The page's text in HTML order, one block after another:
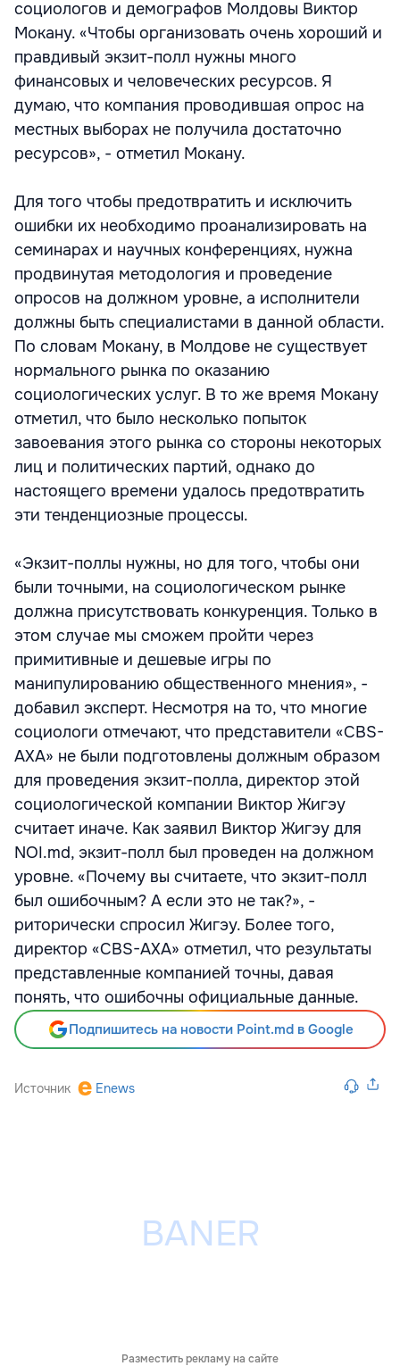
социологов и демографов Молдовы Виктор
Мокану. «Чтобы организовать очень хороший и
правдивый экзит-полл нужны много
финансовых и человеческих ресурсов. Я
думаю, что компания проводившая опрос на
местных выборах не получила достаточно
ресурсов», - отметил Мокану.
Для того чтобы предотвратить и исключить
ошибки их необходимо проанализировать на
семинарах и научных конференциях, нужна
продвинутая методология и проведение
опросов на должном уровне, а исполнители
должны быть специалистами в данной области.
По словам Мокану, в Молдове не существует
нормального рынка по оказанию
социологических услуг. В то же время Мокану
отметил, что было несколько попыток
завоевания этого рынка со стороны некоторых
лиц и политических партий, однако до
настоящего времени удалось предотвратить
эти тенденциозные процессы.
«Экзит-поллы нужны, но для того, чтобы они
были точными, на социологическом рынке
должна присутствовать конкуренция. Только в
этом случае мы сможем пройти через
примитивные и дешевые игры по
манипулированию общественного мнения», -
добавил эксперт. Несмотря на то, что многие
социологи отмечают, что представители «CBS-
AXA» не были подготовлены должным образом
для проведения экзит-полла, директор этой
социологической компании Виктор Жигэу
считает иначе. Как заявил Виктор Жигэу для
NOI.md, экзит-полл был проведен на должном
уровне. «Почему вы считаете, что экзит-полл
был ошибочным? А если это не так?», -
риторически спросил Жигэу. Более того,
директор «CBS-AXA» отметил, что результаты
представленные компанией точны, давая
понять, что ошибочны официальные данные.
Подпишитесь на новости Point.md в Google
Источник Enews
Разместить рекламу на сайте